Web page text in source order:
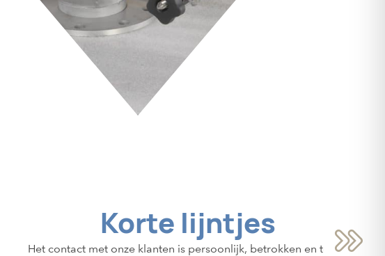
Korte lijntjes
Het contact met onze klanten is persoonlijk, betrokken en to the